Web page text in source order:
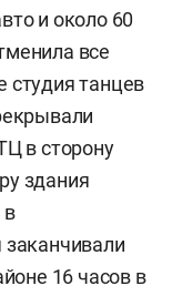
и около 60
все
студия танцев
в сторону
здания
в
16 часов в